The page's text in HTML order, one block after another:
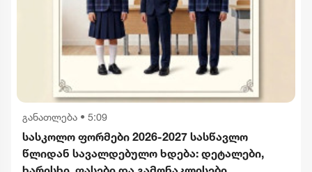
განათლება • 5:09
სასკოლო ფორმები 2026-2027 სასწავლო
წლიდან სავალდებულო ხდება: დეტალები,